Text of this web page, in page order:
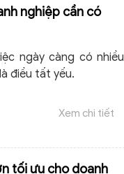
nghiệp cần có
ngày càng có nhiều
điều tất yếu.
Xem chi tiết
tối ưu cho doanh